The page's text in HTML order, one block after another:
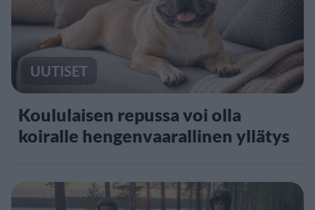
UUTISET
Koululaisen repussa voi olla
koiralle hengenvaarallinen yllätys